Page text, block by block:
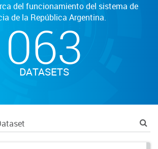
del funcionamiento del sistema de
de la República Argentina.
063
DATASETS